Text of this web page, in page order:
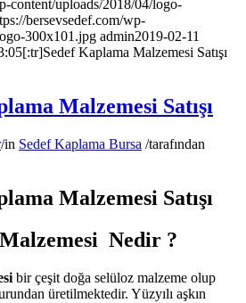
content/uploads/2018/04/logo-
bersevsedef.com/wp-
300x101.jpg admin2019-02-11
[:tr]Sedef Kaplama Malzemesi Satışı
Malzemesi Satışı
/in Sedef Kaplama Bursa /tarafından
Malzemesi Satışı
Nedir ?
bir çeşit doğa selüloz malzeme olup
üretilmektedir. Yüzyılı aşkın